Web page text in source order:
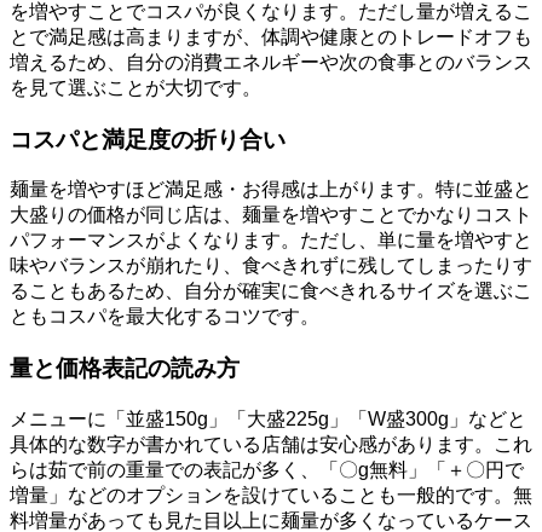
を増やすことでコスパが良くなります。ただし量が増えるこ
とで満足感は高まりますが、体調や健康とのトレードオフも
増えるため、自分の消費エネルギーや次の食事とのバランス
を見て選ぶことが大切です。
コスパと満足度の折り合い
麺量を増やすほど満足感・お得感は上がります。特に並盛と
大盛りの価格が同じ店は、麺量を増やすことでかなりコスト
パフォーマンスがよくなります。ただし、単に量を増やすと
味やバランスが崩れたり、食べきれずに残してしまったりす
ることもあるため、自分が確実に食べきれるサイズを選ぶこ
ともコスパを最大化するコツです。
量と価格表記の読み方
メニューに「並盛150g」「大盛225g」「W盛300g」などと
具体的な数字が書かれている店舗は安心感があります。これ
らは茹で前の重量での表記が多く、「〇g無料」「＋〇円で
増量」などのオプションを設けていることも一般的です。無
料増量があっても見た目以上に麺量が多くなっているケース